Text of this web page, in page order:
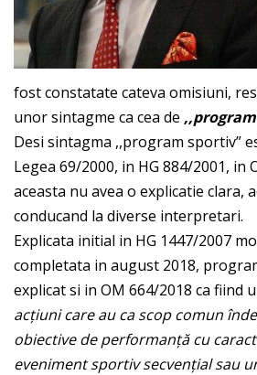
fost constatate cateva omisiuni,
unor sintagme ca cea de
Desi sintagma ,,program sportiv”
Legea 69/2000, in HG 884/2001, in
aceasta nu avea o explicatie clara,
conducand la diverse interpretari.
Explicata initial in HG 1447/2007
completata in august 2018,
explicat si in OM 664/2018 ca fiind
acţiuni care au ca scop comun
obiective de performanţă cu
eveniment sportiv secvenţial sau